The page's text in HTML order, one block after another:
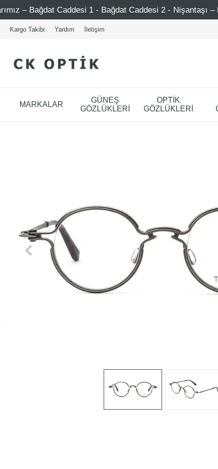
Caddesi 1 - Bağdat Caddesi 2 - Nişantaşı – Etiler –
Kargo Takibi Yardım İletişim
MARKALAR
GÜNEŞ
GÖZLÜKLERİ
OPTİK
GÖZLÜKLERİ